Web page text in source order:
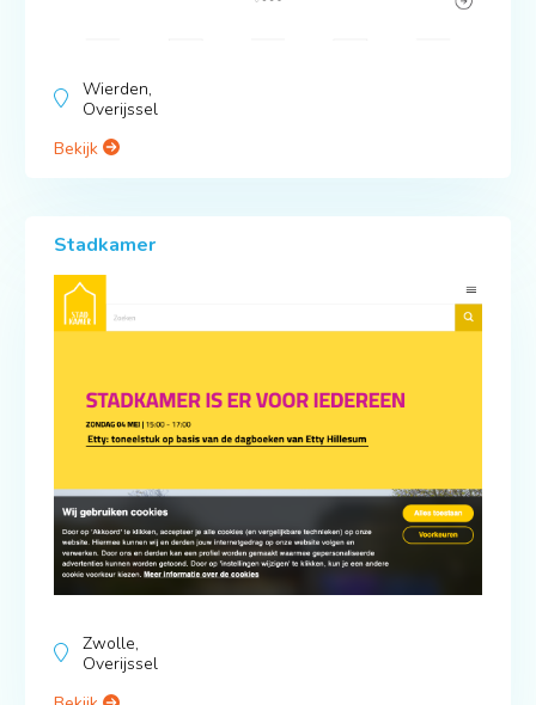
Wierden,
Overijssel
Bekijk
Stadkamer
Zwolle,
Overijssel